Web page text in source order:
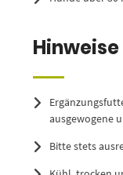
Hinweise
ausgewogene
Bitte stets